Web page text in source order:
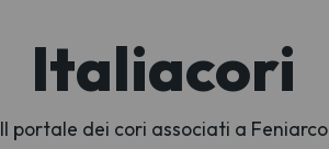
Italiacori
Il portale dei cori associati a Feniarco